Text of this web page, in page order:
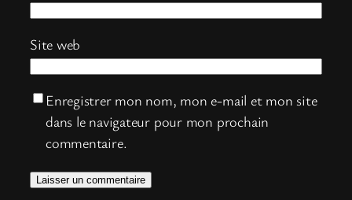
Site web
Enregistrer mon nom, mon e-mail et mon site
dans le navigateur pour mon prochain
commentaire.